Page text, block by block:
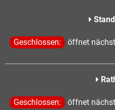
Klicken, um weitere
Geschlossen: öffnet
Klicken, um weitere
Geschlossen: öffnet